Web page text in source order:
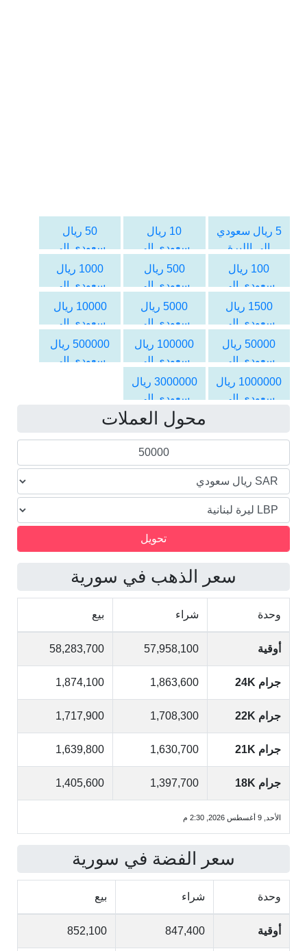
5 ريال سعودي
الى الليرة
اللبنانية
10 ريال
سعودي الى
الليرة اللبنانية
50 ريال
سعودي الى
الليرة اللبنانية
100 ريال
سعودي الى
الليرة اللبنانية
500 ريال
سعودي الى
الليرة اللبنانية
1000 ريال
سعودي الى
الليرة اللبنانية
1500 ريال
سعودي الى
الليرة اللبنانية
5000 ريال
سعودي الى
الليرة اللبنانية
10000 ريال
سعودي الى
الليرة اللبنانية
50000 ريال
سعودي الى
الليرة اللبنانية
100000 ريال
سعودي الى
الليرة اللبنانية
500000 ريال
سعودي الى
1000000 ريال
سعودي الى
3000000 ريال
سعودي الى
الليرة اللبنانية
محول العملات
سعر الذهب في سورية
وحدة شراء بيع
أوقية 57,958,100
58,283,700
جرام 24K 1,863,600
1,874,100
جرام 22K 1,708,300
1,717,900
جرام 21K 1,630,700
1,639,800
جرام 18K 1,397,700
1,405,600
الأحد, 9 أغسطس 2026, 2:30 م
سعر الفضة في سورية
وحدة شراء بيع
أوقية 847,400
852,100